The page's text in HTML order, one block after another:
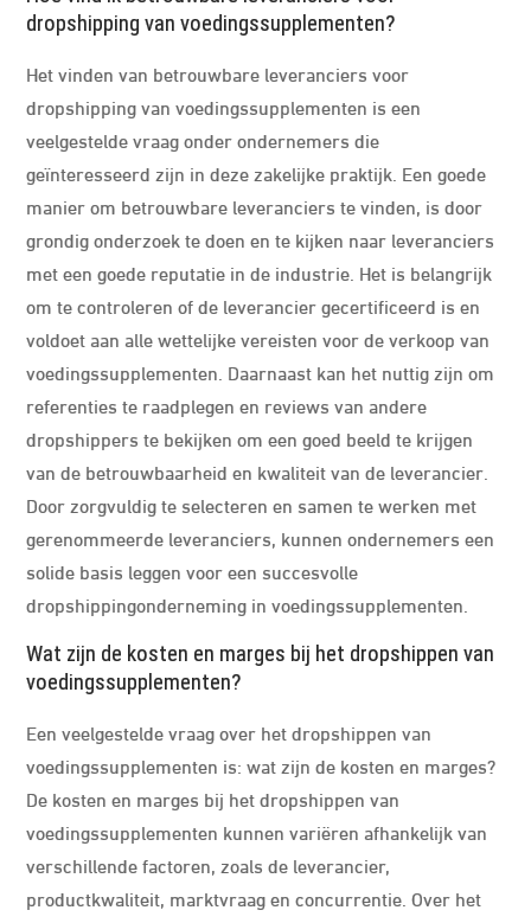
dropshipping van voedingssupplementen?
Het vinden van betrouwbare leveranciers voor
dropshipping van voedingssupplementen is een
veelgestelde vraag onder ondernemers die
geïnteresseerd zijn in deze zakelijke praktijk. Een goede
manier om betrouwbare leveranciers te vinden, is door
grondig onderzoek te doen en te kijken naar leveranciers
met een goede reputatie in de industrie. Het is belangrijk
om te controleren of de leverancier gecertificeerd is en
voldoet aan alle wettelijke vereisten voor de verkoop van
voedingssupplementen. Daarnaast kan het nuttig zijn om
referenties te raadplegen en reviews van andere
dropshippers te bekijken om een goed beeld te krijgen
van de betrouwbaarheid en kwaliteit van de leverancier.
Door zorgvuldig te selecteren en samen te werken met
gerenommeerde leveranciers, kunnen ondernemers een
solide basis leggen voor een succesvolle
dropshippingonderneming in voedingssupplementen.
Wat zijn de kosten en marges bij het dropshippen van
voedingssupplementen?
Een veelgestelde vraag over het dropshippen van
voedingssupplementen is: wat zijn de kosten en marges?
De kosten en marges bij het dropshippen van
voedingssupplementen kunnen variëren afhankelijk van
verschillende factoren, zoals de leverancier,
productkwaliteit, marktvraag en concurrentie. Over het